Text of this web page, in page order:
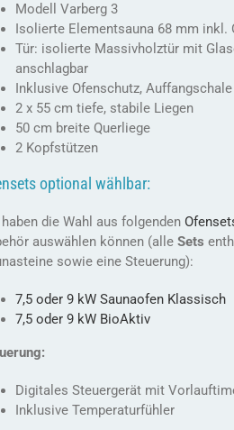
Modell Varberg 3
Isolierte Elementsauna 68 mm inkl.
Tür: isolierte Massivholztür mit
anschlagbar
Inklusive Ofenschutz,
2 x 55 cm tiefe, stabile Liegen
50 cm breite Querliege
2 Kopfstützen
optional wählbar:
die Wahl aus folgenden
auswählen können (alle Sets
sowie eine Steuerung):
7,5 oder 9 kW Saunaofen Klassisch
7,5 oder 9 kW BioAktiv
Digitales Steuergerät mit
Inklusive Temperaturfühler